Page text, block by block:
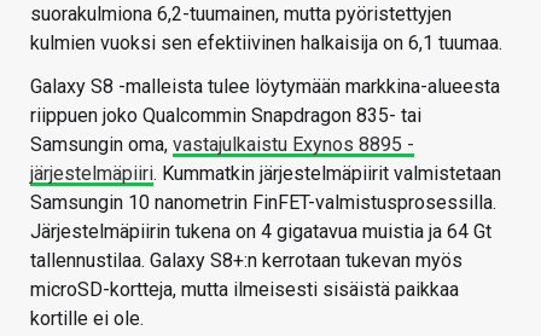
suorakulmiona 6,2-tuumainen, mutta pyöristettyjen
kulmien vuoksi sen efektiivinen halkaisija on 6,1 tuumaa.
Galaxy S8 -malleista tulee löytymään markkina-alueesta
riippuen joko Qualcommin Snapdragon 835- tai
Samsungin oma, vastajulkaistu Exynos 8895 -
järjestelmäpiiri. Kummatkin järjestelmäpiirit valmistetaan
Samsungin 10 nanometrin FinFET-valmistusprosessilla.
Järjestelmäpiirin tukena on 4 gigatavua muistia ja 64 Gt
tallennustilaa. Galaxy S8+:n kerrotaan tukevan myös
microSD-kortteja, mutta ilmeisesti sisäistä paikkaa
kortille ei ole.